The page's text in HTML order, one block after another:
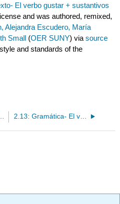
El verbo gustar + sustantivos
and was authored, remixed,
Alejandra Escudero, María
Small (OER SUNY) viasource
and standards of the
2.13: Gramática- El verbo gustar + sustantivos